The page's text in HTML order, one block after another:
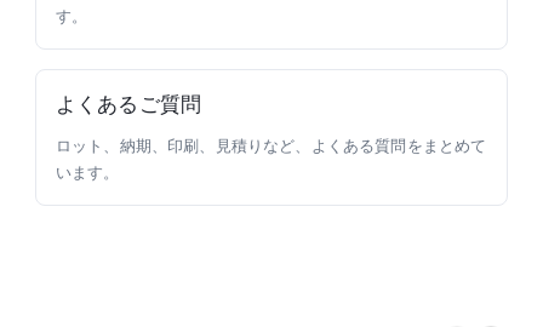
す。
よくあるご質問
ロット、納期、印刷、見積りなど、よくある質問をまとめて
います。